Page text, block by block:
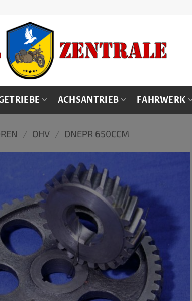
ACHSANTRIEB FAHRWERK
/ OHV / DNEPR 650CCM